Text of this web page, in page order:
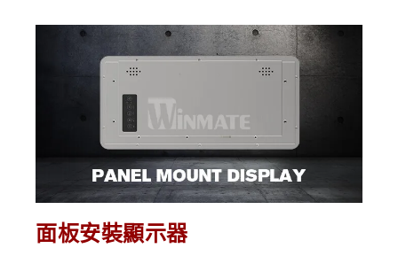
面板安裝顯示器